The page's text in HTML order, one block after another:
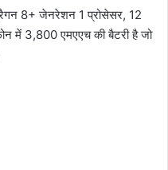
8+ जेनरेशन 1 प्रोसेसर, 12
में 3,800 एमएएच की बैटरी है जो